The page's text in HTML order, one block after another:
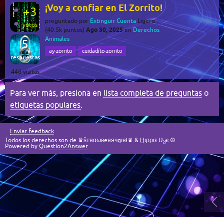
+3
votos
5
respuestas
446 visitas
¡Voy a confiar en El Zorrito!
preguntado por Extinguir Cuenta Ligero
(40.5k puntos) Ago 30, 2025 enDerechos
Animales
ay-zorrito cuidadíto-zorrito
Para ver más, presiona en lista completa de preguntas o
etiquetas populares
Enviar feedback
Todos los derechos son de ♛šтяαωвeяячgıяł♛ & Ӈιρριε Ʋყє ☮
Powered by Question2Answer